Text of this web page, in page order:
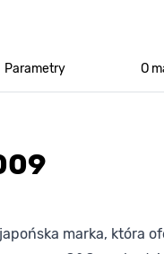
Parametry O
marka,